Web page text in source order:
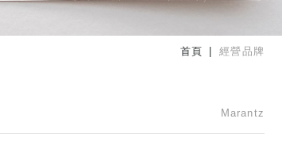
首頁 經營品牌
Marantz